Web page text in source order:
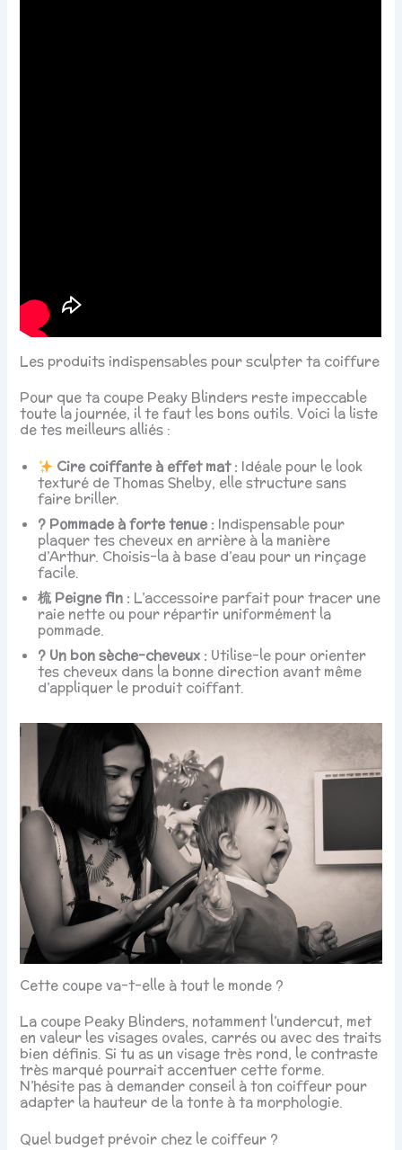
Les produits indispensables pour sculpter ta coiffure
Pour que ta coupe Peaky Blinders reste impeccable
toute la journée, il te faut les bons outils. Voici la liste
de tes meilleurs alliés :
Cire coiffante à effet mat : Idéale pour le look
texturé de Thomas Shelby, elle structure sans
faire briller.
? Pommade à forte tenue : Indispensable pour
plaquer tes cheveux en arrière à la manière
d’Arthur. Choisis-la à base d’eau pour un rinçage
facile.
梳️ Peigne fin : L’accessoire parfait pour tracer une
raie nette ou pour répartir uniformément la
pommade.
? Un bon sèche-cheveux : Utilise-le pour orienter
tes cheveux dans la bonne direction avant même
d’appliquer le produit coiffant.
Cette coupe va-t-elle à tout le monde ?
La coupe Peaky Blinders, notamment l’undercut, met
en valeur les visages ovales, carrés ou avec des traits
bien définis. Si tu as un visage très rond, le contraste
très marqué pourrait accentuer cette forme.
N’hésite pas à demander conseil à ton coiffeur pour
adapter la hauteur de la tonte à ta morphologie.
Quel budget prévoir chez le coiffeur ?